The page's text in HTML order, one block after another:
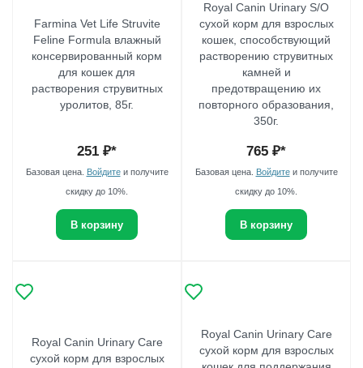
Farmina Vet Life Struvite
Feline Formula влажный
консервированный корм
для кошек для
растворения струвитных
уролитов, 85г.
251 ₽*
Базовая цена. Войдитеи получите
скидку до 10%.
В корзину
Royal Canin Urinary S/O
сухой корм для взрослых
кошек, способствующий
растворению струвитных
камней и
предотвращению их
повторного образования,
350г.
765 ₽*
Базовая цена. Войдитеи получите
скидку до 10%.
В корзину
Royal Canin Urinary Care
сухой корм для взрослых
Royal Canin Urinary Care
сухой корм для взрослых